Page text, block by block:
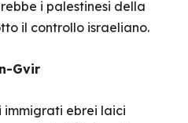
i palestinesi della
il controllo israeliano.
Gvir
ebrei laici